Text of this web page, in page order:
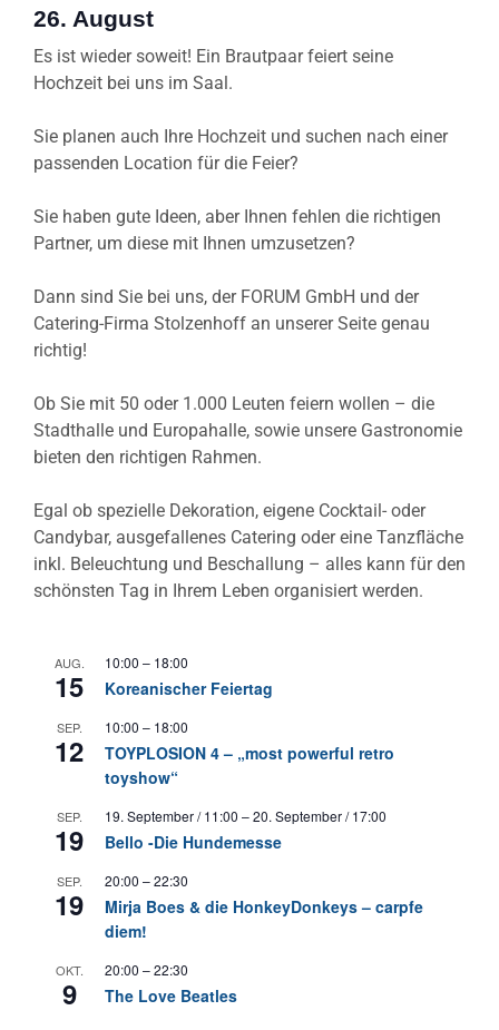
26. August
Es ist wieder soweit! Ein Brautpaar feiert seine
Hochzeit bei uns im Saal.
Sie planen auch Ihre Hochzeit und suchen nach einer
passenden Location für die Feier?
Sie haben gute Ideen, aber Ihnen fehlen die richtigen
Partner, um diese mit Ihnen umzusetzen?
Dann sind Sie bei uns, der FORUM GmbH und der
Catering-Firma Stolzenhoff an unserer Seite genau
richtig!
Ob Sie mit 50 oder 1.000 Leuten feiern wollen – die
Stadthalle und Europahalle, sowie unsere Gastronomie
bieten den richtigen Rahmen.
Egal ob spezielle Dekoration, eigene Cocktail- oder
Candybar, ausgefallenes Catering oder eine Tanzfläche
inkl. Beleuchtung und Beschallung – alles kann für den
schönsten Tag in Ihrem Leben organisiert werden.
AUG.
15
10:00 – 18:00
Koreanischer Feiertag
SEP.
12
10:00 – 18:00
TOYPLOSION 4 – „most powerful retro
toyshow“
SEP.
19
19. September / 11:00 –20. September / 17:00
Bello -Die Hundemesse
SEP.
19
20:00 –22:30
Mirja Boes & die HonkeyDonkeys – carpfe
diem!
OKT.
9
20:00 –22:30
The Love Beatles